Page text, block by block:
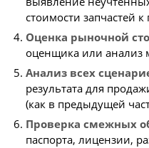
стоимости запчастей
Оценка рыночной
оценщика или анализ
Анализ всех
результата для
(как в предыдущей
Проверка смежных
паспорта, лицензии,